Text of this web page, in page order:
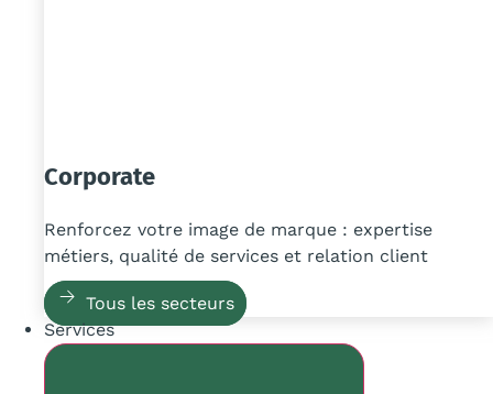
Corporate
Renforcez votre image de marque : expertise
métiers, qualité de services et relation client
Tous les secteurs
Services